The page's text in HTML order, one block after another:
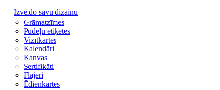
Izveido savu dizainu
Grāmatzīmes
Pudeļu etiķetes
Vizītkartes
Kalendāri
Kanvas
Sertifikāti
Flajeri
Ēdienkartes